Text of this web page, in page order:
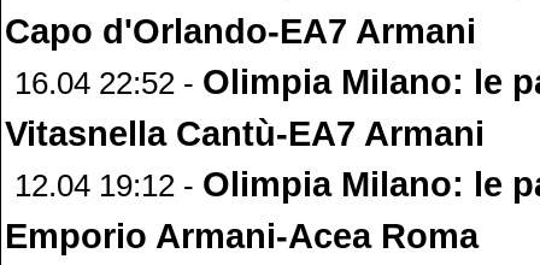
Capo d'Orlando-EA7 Armani
16.04 22:52 - Olimpia Milano: le
Vitasnella Cantù-EA7 Armani
12.04 19:12 - Olimpia Milano: le
Emporio Armani-Acea Roma